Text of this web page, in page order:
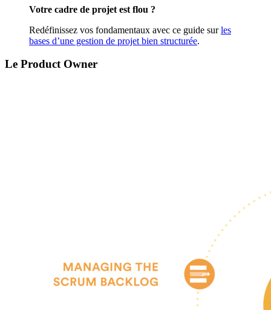
Votre cadre de projet est flou ?
Redéfinissez vos fondamentaux avec ce guide surles
bases d’une gestion de projet bien structurée.
Le Product Owner